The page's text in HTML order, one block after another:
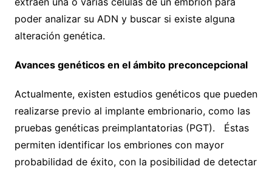
poder analizar su ADN y buscar si existe alguna
alteración genética.
Avances genéticos en el ámbito preconcepcional
Actualmente, existen estudios genéticos que pueden
realizarse previo al implante embrionario, como las
pruebas genéticas preimplantatorias (PGT). Éstas
permiten identificar los embriones con mayor
probabilidad de éxito, con la posibilidad de detectar